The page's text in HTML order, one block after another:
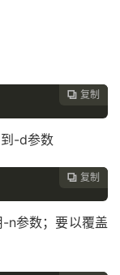
 复制
-d参数
 复制
n参数；要以覆盖